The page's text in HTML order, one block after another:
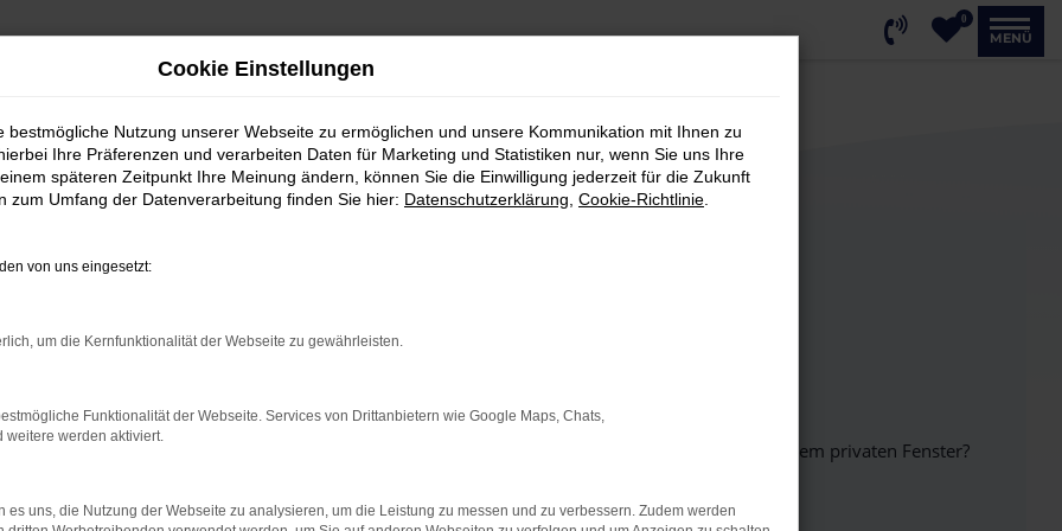
0
MENÜ
bestimmter Seiten verhindern. Funktioniert die Seite in einem anderen Browser oder in einem privaten Fenster?
beheben.
Cookie Einstellungen
bestmögliche Nutzung unserer Webseite zu ermöglichen und unsere Kommunikation mit Ihnen zu
Ihre Präferenzen und verarbeiten Daten für Marketing und Statistiken nur, wenn Sie uns Ihre
späteren Zeitpunkt Ihre Meinung ändern, können Sie die Einwilligung jederzeit für die Zukunft
zum Umfang der Datenverarbeitung finden Sie hier: Datenschutzerklärung Cookie-Richtlinie
von uns eingesetzt:
um die Kernfunktionalität der Webseite zu gewährleisten.
Funktionalität der Webseite. Services von Drittanbietern wie Google Maps, Chats,
weitere werden aktiviert.
es uns, die Nutzung der Webseite zu analysieren, um die Leistung zu messen und zu verbessern. Zudem werden